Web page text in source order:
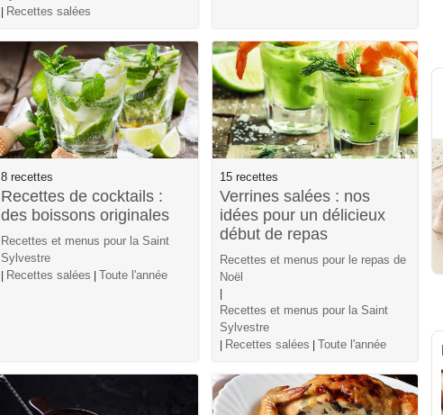
Recettes salées
8 recettes
Recettes de cocktails :
des boissons originales
Recettes et menus pour la Saint
Sylvestre
Recettes salées Toute l'année
15 recettes
Verrines salées : nos
idées pour un délicieux
début de repas
Recettes et menus pour le repas de
Noël
Recettes et menus pour la Saint
Sylvestre
Recettes salées Toute l'année